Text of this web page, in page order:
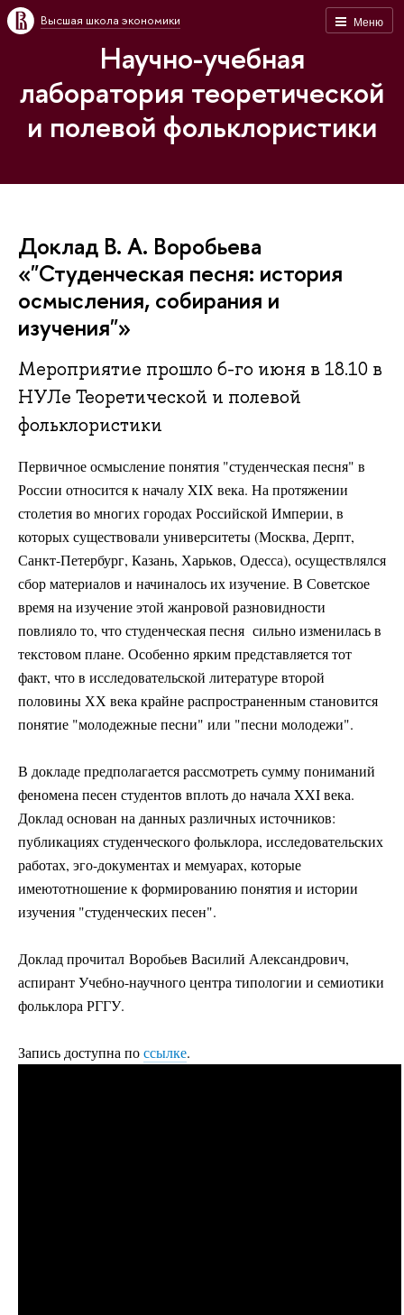
Меню
Высшая школа экономики
Научно-учебная
лаборатория теоретической
и полевой фольклористики
Доклад В. А. Воробьева
«"Студенческая песня: история
осмысления, собирания и
изучения"»
Мероприятие прошло 6-го июня в 18.10 в
НУЛе Теоретической и полевой
фольклористики
Первичное осмысление понятия "студенческая песня" в
России относится к началу XIX века. На протяжении
столетия во многих городах Российской Империи, в
которых существовали университеты (Москва, Дерпт,
Санкт-Петербург, Казань, Харьков, Одесса), осуществлялся
сбор материалов и начиналось их изучение. В Советское
время на изучение этой жанровой разновидности
повлияло то, что студенческая песня сильно изменилась в
текстовом плане. Особенно ярким представляется тот
факт, что в исследовательской литературе второй
половины ХХ века крайне распространенным становится
понятие "молодежные песни" или "песни молодежи".
В докладе предполагается рассмотреть сумму пониманий
феномена песен студентов вплоть до начала XXI века.
Доклад основан на данных различных источников:
публикациях студенческого фольклора, исследовательских
работах, эго-документах и мемуарах, которые
имеютотношение к формированию понятия и истории
изучения "студенческих песен".
Доклад прочитал Воробьев Василий Александрович,
аспирант Учебно-научного центра типологии и семиотики
фольклора РГГУ.
Запись доступна поссылке.